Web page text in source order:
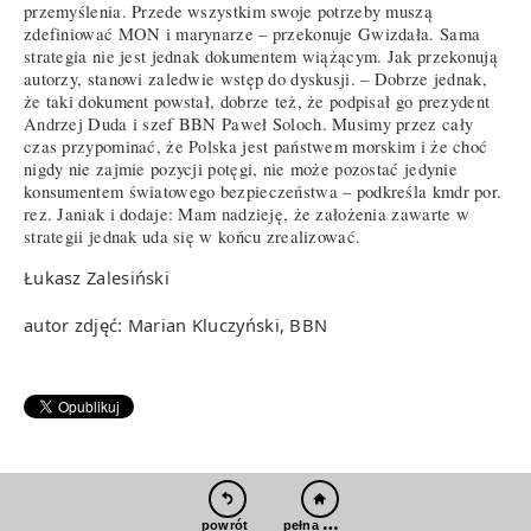
przemyślenia. Przede wszystkim swoje potrzeby muszą
zdefiniować MON i marynarze – przekonuje Gwizdała. Sama
strategia nie jest jednak dokumentem wiążącym. Jak przekonują
autorzy, stanowi zaledwie wstęp do dyskusji. – Dobrze jednak,
że taki dokument powstał, dobrze też, że podpisał go prezydent
Andrzej Duda i szef BBN Paweł Soloch. Musimy przez cały
czas przypominać, że Polska jest państwem morskim i że choć
nigdy nie zajmie pozycji potęgi, nie może pozostać jedynie
konsumentem światowego bezpieczeństwa – podkreśla kmdr por.
rez. Janiak i dodaje: Mam nadzieję, że założenia zawarte w
strategii jednak uda się w końcu zrealizować.
Łukasz Zalesiński
autor zdjęć: Marian Kluczyński, BBN
powrót pełna wersja